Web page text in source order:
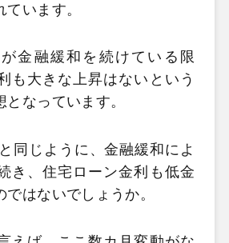
います。
金融緩和を続けている限
も大きな上昇はないという
なっています。
同じように、金融緩和によ
き、住宅ローン金利も低金
はないでしょうか。